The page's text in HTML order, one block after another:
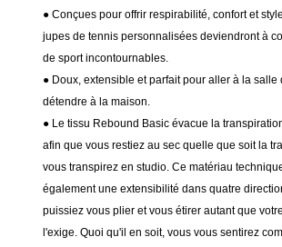
● Conçues pour offrir respirabilité, confort et
jupes de tennis personnalisées deviendront à
de sport incontournables.
● Doux, extensible et parfait pour aller à la salle
détendre à la maison.
● Le tissu Rebound Basic évacue la
afin que vous restiez au sec quelle que soit la
vous transpirez en studio. Ce matériau
également une extensibilité dans quatre
puissiez vous plier et vous étirer autant que
l'exige. Quoi qu'il en soit, vous vous sentirez